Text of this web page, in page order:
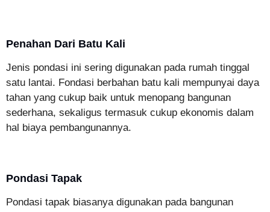
Penahan Dari Batu Kali
Jenis pondasi ini sering digunakan pada rumah tinggal
satu lantai. Fondasi berbahan batu kali mempunyai daya
tahan yang cukup baik untuk menopang bangunan
sederhana, sekaligus termasuk cukup ekonomis dalam
hal biaya pembangunannya.
Pondasi Tapak
Pondasi tapak biasanya digunakan pada bangunan